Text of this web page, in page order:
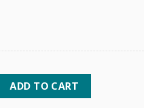
ADD TO CART